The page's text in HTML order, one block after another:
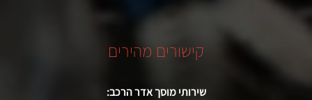
קישורים מהירים
שירותי מוסך אדר הרכב: